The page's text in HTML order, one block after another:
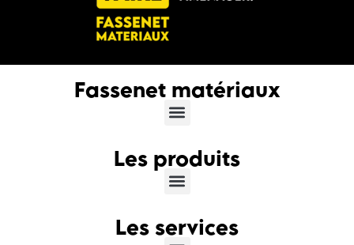
Fassenet matériaux
Les produits
Les services